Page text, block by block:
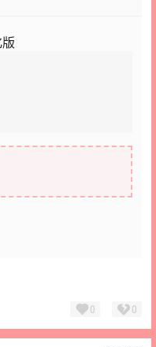
0 0